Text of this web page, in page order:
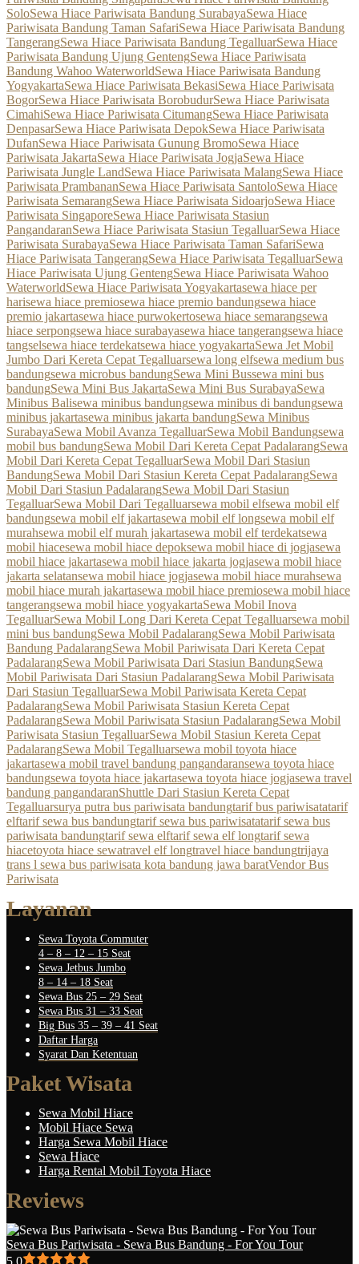
SoloSewa Hiace Pariwisata Bandung SurabayaSewa Hiace
Pariwisata Bandung Taman SafariSewa Hiace Pariwisata Bandung
TangerangSewa Hiace Pariwisata Bandung TegalluarSewa Hiace
Pariwisata Bandung Ujung GentengSewa Hiace Pariwisata
Bandung Wahoo WaterworldSewa Hiace Pariwisata Bandung
YogyakartaSewa Hiace Pariwisata BekasiSewa Hiace Pariwisata
BogorSewa Hiace Pariwisata BorobudurSewa Hiace Pariwisata
CimahiSewa Hiace Pariwisata CitumangSewa Hiace Pariwisata
DenpasarSewa Hiace Pariwisata DepokSewa Hiace Pariwisata
DufanSewa Hiace Pariwisata Gunung BromoSewa Hiace
Pariwisata JakartaSewa Hiace Pariwisata JogjaSewa Hiace
Pariwisata Jungle LandSewa Hiace Pariwisata MalangSewa Hiace
Pariwisata PrambananSewa Hiace Pariwisata SantoloSewa Hiace
Pariwisata SemarangSewa Hiace Pariwisata SidoarjoSewa Hiace
Pariwisata SingaporeSewa Hiace Pariwisata Stasiun
PangandaranSewa Hiace Pariwisata Stasiun TegalluarSewa Hiace
Pariwisata SurabayaSewa Hiace Pariwisata Taman SafariSewa
Hiace Pariwisata TangerangSewa Hiace Pariwisata TegalluarSewa
Hiace Pariwisata Ujung GentengSewa Hiace Pariwisata Wahoo
WaterworldSewa Hiace Pariwisata Yogyakartasewa hiace per
harisewa hiace premiosewa hiace premio bandungsewa hiace
premio jakartasewa hiace purwokertosewa hiace semarangsewa
hiace serpongsewa hiace surabayasewa hiace tangerangsewa hiace
tangselsewa hiace terdekatsewa hiace yogyakartaSewa Jet Mobil
Jumbo Dari Kereta Cepat Tegalluarsewa long elfsewa medium bus
bandungsewa microbus bandungSewa Mini Bussewa mini bus
bandungSewa Mini Bus JakartaSewa Mini Bus SurabayaSewa
Minibus Balisewa minibus bandungsewa minibus di bandungsewa
minibus jakartasewa minibus jakarta bandungSewa Minibus
SurabayaSewa Mobil Avanza TegalluarSewa Mobil Bandungsewa
mobil bus bandungSewa Mobil Dari Kereta Cepat PadalarangSewa
Mobil Dari Kereta Cepat TegalluarSewa Mobil Dari Stasiun
BandungSewa Mobil Dari Stasiun Kereta Cepat PadalarangSewa
Mobil Dari Stasiun PadalarangSewa Mobil Dari Stasiun
TegalluarSewa Mobil Dari Tegalluarsewa mobil elfsewa mobil elf
bandungsewa mobil elf jakartasewa mobil elf longsewa mobil elf
murahsewa mobil elf murah jakartasewa mobil elf terdekatsewa
mobil hiacesewa mobil hiace depoksewa mobil hiace di jogjasewa
mobil hiace jakartasewa mobil hiace jakarta jogjasewa mobil hiace
jakarta selatansewa mobil hiace jogjasewa mobil hiace murahsewa
mobil hiace murah jakartasewa mobil hiace premiosewa mobil hiace
tangerangsewa mobil hiace yogyakartaSewa Mobil Inova
TegalluarSewa Mobil Long Dari Kereta Cepat Tegalluarsewa mobil
mini bus bandungSewa Mobil PadalarangSewa Mobil Pariwisata
Bandung PadalarangSewa Mobil Pariwisata Dari Kereta Cepat
PadalarangSewa Mobil Pariwisata Dari Stasiun BandungSewa
Mobil Pariwisata Dari Stasiun PadalarangSewa Mobil Pariwisata
Dari Stasiun TegalluarSewa Mobil Pariwisata Kereta Cepat
PadalarangSewa Mobil Pariwisata Stasiun Kereta Cepat
PadalarangSewa Mobil Pariwisata Stasiun PadalarangSewa Mobil
Pariwisata Stasiun TegalluarSewa Mobil Stasiun Kereta Cepat
PadalarangSewa Mobil Tegalluarsewa mobil toyota hiace
jakartasewa mobil travel bandung pangandaransewa toyota hiace
bandungsewa toyota hiace jakartasewa toyota hiace jogjasewa travel
bandung pangandaranShuttle Dari Stasiun Kereta Cepat
Tegalluarsurya putra bus pariwisata bandungtarif bus pariwisatatarif
elftarif sewa bus bandungtarif sewa bus pariwisatatarif sewa bus
pariwisata bandungtarif sewa elftarif sewa elf longtarif sewa
hiacetoyota hiace sewatravel elf longtravel hiace bandungtrijaya
trans l sewa bus pariwisata kota bandung jawa baratVendor Bus
Pariwisata
Layanan
Sewa Toyota Commuter
4 – 8 – 12 – 15 Seat
Sewa Jetbus Jumbo
8 – 14 – 18 Seat
Sewa Bus 25 – 29 Seat
Sewa Bus 31 – 33 Seat
Big Bus 35 – 39 – 41 Seat
Daftar Harga
Syarat Dan Ketentuan
Paket Wisata
Sewa Mobil Hiace
Mobil Hiace Sewa
Harga Sewa Mobil Hiace
Sewa Hiace
Harga Rental Mobil Toyota Hiace
Reviews
Sewa Bus Pariwisata - Sewa Bus Bandung - For You Tour